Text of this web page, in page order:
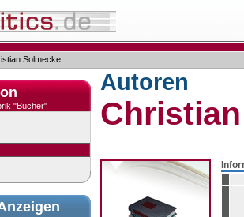
Solmecke
"Bücher"
Autoren